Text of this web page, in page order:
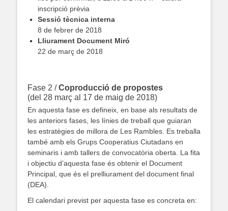
inscripció prèvia
Sessió tècnica interna
8 de febrer de 2018
Lliurament Document Miró
22 de març de 2018
Fase 2 /Coproducció de propostes
(del 28 març al 17 de maig de 2018)
En aquesta fase es defineix, en base als resultats de
les anteriors fases, les línies de treball que guiaran
les estratègies de millora de Les Rambles. Es treballa
també amb els Grups Cooperatius Ciutadans en
seminaris i amb tallers de convocatòria oberta. La fita
i objectiu d’aquesta fase és obtenir el Document
Principal, que és el prelliurament del document final
(DEA).
El calendari previst per aquesta fase es concreta en: